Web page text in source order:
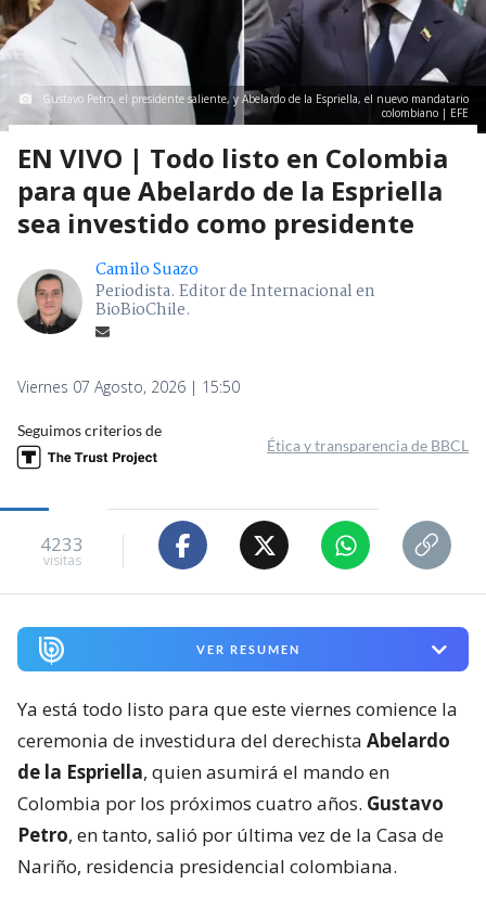
Gustavo Petro, el presidente saliente, y Abelardo de la Espriella, el nuevo mandatario
colombiano | EFE
EN VIVO | Todo listo en Colombia
para que Abelardo de la Espriella
sea investido como presidente
Camilo Suazo
Periodista. Editor de Internacional en
BioBioChile.
Viernes 07 Agosto, 2026 | 15:50
Seguimos criterios de
Ética y transparencia de BBCL
4233
visitas
VER RESUMEN
Ya está todo listo para que este viernes comience la
ceremonia de investidura del derechista Abelardo
de la Espriella, quien asumirá el mando en
Colombia por los próximos cuatro años. Gustavo
Petro, en tanto, salió por última vez de la Casa de
Nariño, residencia presidencial colombiana.